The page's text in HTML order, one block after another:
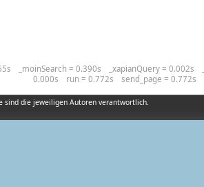
sind die jeweiligen Autoren verantwortlich.
_moinSearch = 0.390s _xapianQuery = 0.002s
0.000s
run = 0.772s send_page = 0.772s